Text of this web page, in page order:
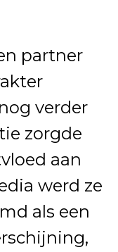
partner
verder
zorgde
aan
werd ze
als een